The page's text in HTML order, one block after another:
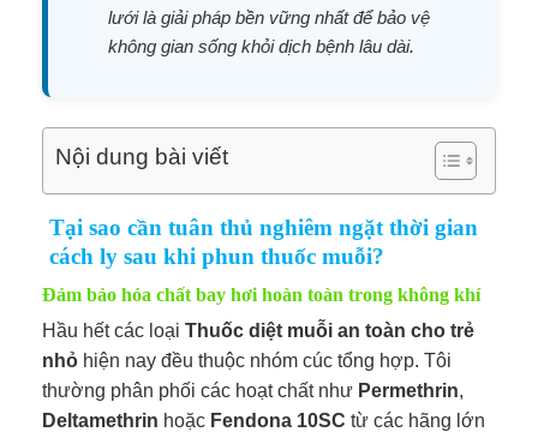
lưới là giải pháp bền vững nhất để bảo vệ
không gian sống khỏi dịch bệnh lâu dài.
Nội dung bài viết
Tại sao cần tuân thủ nghiêm ngặt thời gian
cách ly sau khi phun thuốc muỗi?
Đảm bảo hóa chất bay hơi hoàn toàn trong không khí
Hầu hết các loại Thuốc diệt muỗi an toàn cho trẻ
nhỏ hiện nay đều thuộc nhóm cúc tổng hợp. Tôi
thường phân phối các hoạt chất như Permethrin,
Deltamethrin hoặc Fendona 10SC từ các hãng lớn